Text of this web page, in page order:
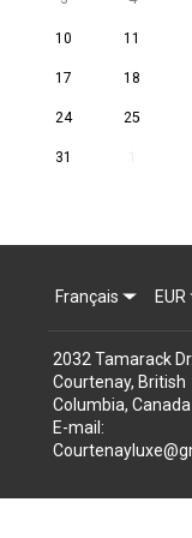
10 11
17 18
24 25
31
Français EUR
2032 Tamarack
Courtenay, British
Columbia,
E-mail: